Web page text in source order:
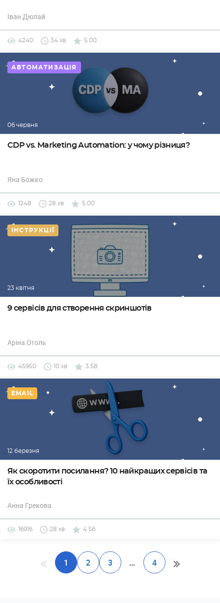
Іван Дюлай
4240 34 хв 5.00
АВТОМАТИЗАЦІЯ
06 червня
CDP vs. Marketing Automation: у чому різниця?
Яна Божко
1248 28 хв 5.00
ІНСТРУКЦІЇ
23 квітня
9 сервісів для створення скриншотів
Аріна Оголь
45950 10 хв 3.58
EMAIL
12 березня
Як скоротити посилання? 10 найкращих сервісів та
їх особливості
Анна Грекова
16916 28 хв 4.56
1 2 3 ... 4